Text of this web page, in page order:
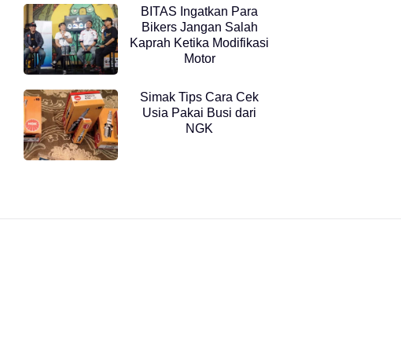
BITAS Ingatkan Para
Bikers Jangan Salah
Kaprah Ketika Modifikasi
Motor
Simak Tips Cara Cek
Usia Pakai Busi dari
NGK